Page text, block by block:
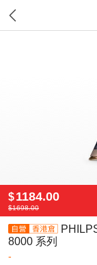
$1184.00
$1698.00
8000 系列
-